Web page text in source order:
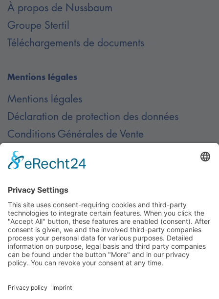
À propos de Nussbaum
Groupe Stertil
Téléchargements de documents
Mentions légales
Mentions légales
Déclaration de protection des données
Conditions Générales de Vente
Contact
Contactez-nous
© Nussbaum Automotive Lifts GmbH - Alle Rechte
vorbehalten.